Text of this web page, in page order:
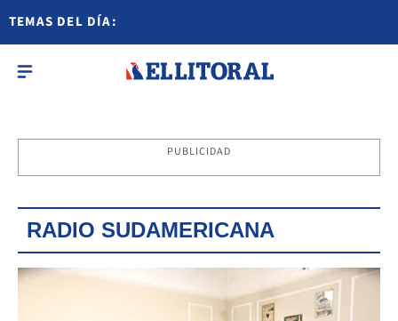
TEMAS DEL DÍA:
PUBLICIDAD
RADIO SUDAMERICANA